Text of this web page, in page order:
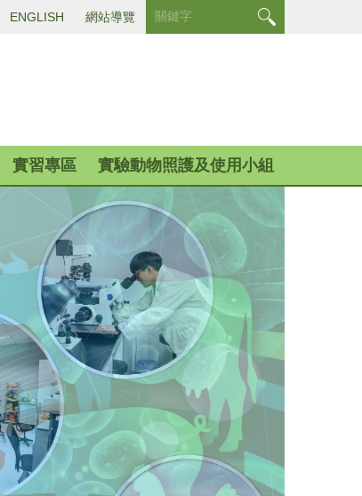
ENGLISH 網站導覽
實習專區 實驗動物照護及使用小組